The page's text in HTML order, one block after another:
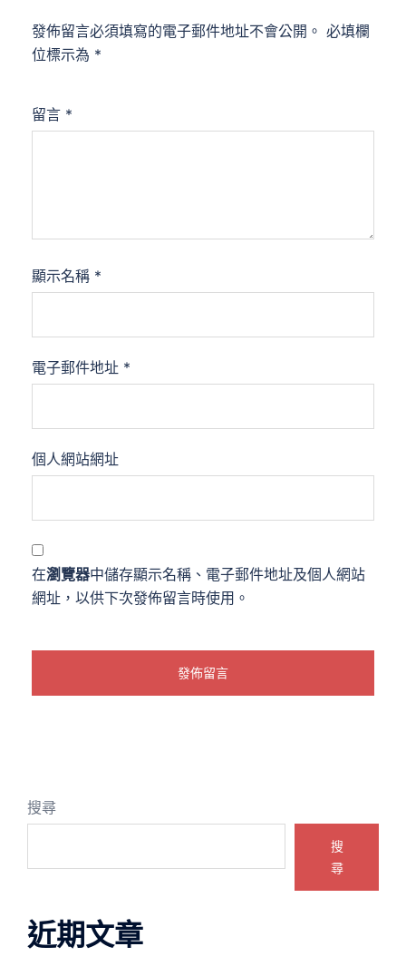
發佈留言必須填寫的電子郵件地址不會公開。 必填欄
位標示為 *
留言 *
顯示名稱 *
電子郵件地址 *
個人網站網址
在瀏覽器中儲存顯示名稱、電子郵件地址及個人網站
網址，以供下次發佈留言時使用。
搜尋
搜
尋
近期文章